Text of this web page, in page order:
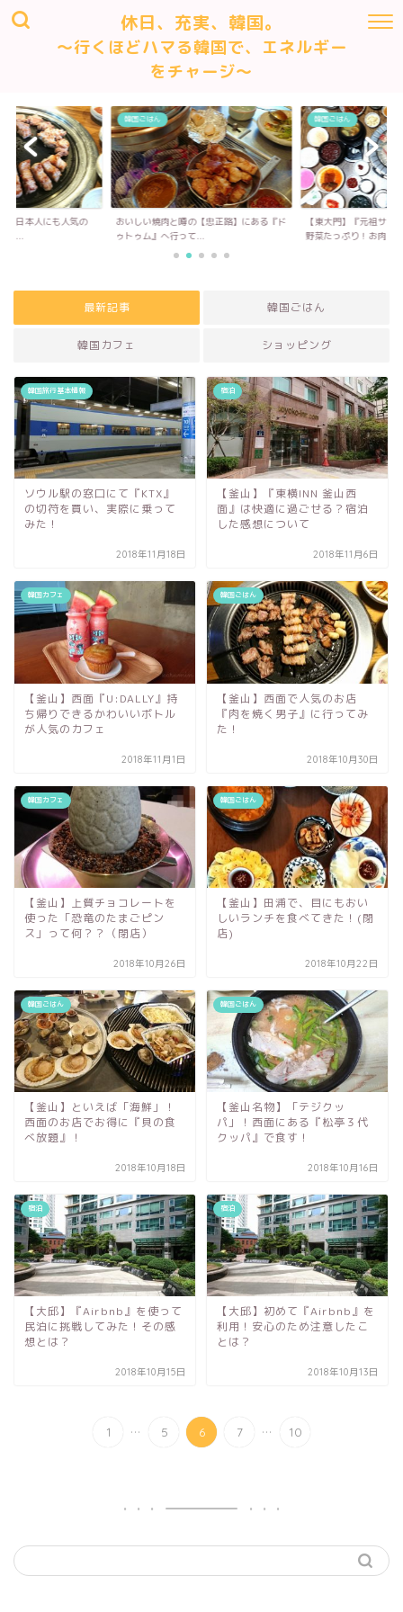
休日、充実、韓国。
～行くほどハマる韓国で、エネルギー
をチャージ～
も日本人にも人気の
て...
韓国ごはん
おいしい焼肉と噂の【忠正路】にある『ド
ゥトゥム』へ行って...
韓国ごはん
【東大門】『元祖サン
野菜たっぷり！お肉...
最新記事 韓国ごはん
韓国カフェ ショッピング
韓国旅行基本情報
ソウル駅の窓口にて『KTX』
の切符を買い、実際に乗って
みた！
2018年11月18日
宿泊
【釜山】『東横INN 釜山西
面』は快適に過ごせる？宿泊
した感想について
2018年11月6日
韓国カフェ
【釜山】西面『U:DALLY』持
ち帰りできるかわいいボトル
が人気のカフェ
2018年11月1日
韓国ごはん
【釜山】西面で人気のお店
『肉を焼く男子』に行ってみ
た！
2018年10月30日
韓国カフェ
【釜山】上質チョコレートを
使った「恐竜のたまごピン
ス」って何？？（閉店）
2018年10月26日
韓国ごはん
【釜山】田浦で、目にもおい
しいランチを食べてきた！(閉
店)
2018年10月22日
韓国ごはん
【釜山】といえば「海鮮」！
西面のお店でお得に『貝の食
べ放題』！
2018年10月18日
韓国ごはん
【釜山名物】「テジクッ
パ」！西面にある『松亭３代
クッパ』で食す！
2018年10月16日
宿泊
【大邱】『Airbnb』を使って
民泊に挑戦してみた！その感
想とは？
2018年10月15日
宿泊
【大邱】初めて『Airbnb』を
利用！安心のため注意したこ
とは？
2018年10月13日
1 ... 5 6 7 ... 10